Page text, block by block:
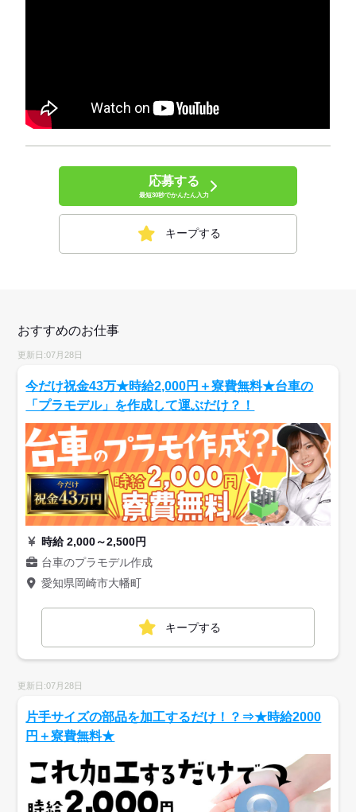
応募する
最短30秒でかんたん入力
キープする
おすすめのお仕事
更新日:07月28日
今だけ祝金43万★時給2,000円＋寮費無料★台車の
「プラモデル」を作成して運ぶだけ？！
時給 2,000～2,500円
台車のプラモデル作成
愛知県岡崎市大幡町
キープする
更新日:07月28日
片手サイズの部品を加工するだけ！？⇒★時給2000
円＋寮費無料★